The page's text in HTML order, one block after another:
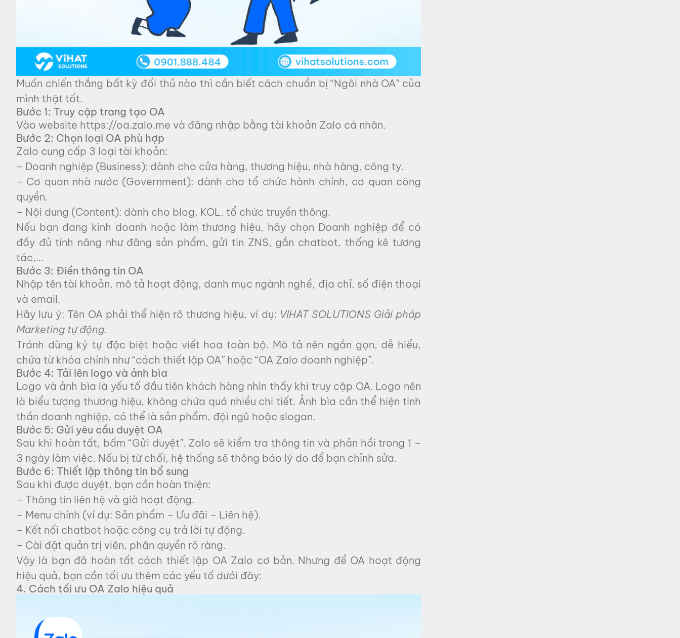
Muốn chiến thắng bất kỳ đối thủ nào thì cần biết cách chuẩn bị “Ngôi nhà OA” của
mình thật tốt.
Bước 1: Truy cập trang tạo OA
Vào website https://oa.zalo.me và đăng nhập bằng tài khoản Zalo cá nhân.
Bước 2: Chọn loại OA phù hợp
Zalo cung cấp 3 loại tài khoản:
– Doanh nghiệp (Business): dành cho cửa hàng, thương hiệu, nhà hàng, công ty.
– Cơ quan nhà nước (Government): dành cho tổ chức hành chính, cơ quan công
quyền.
– Nội dung (Content): dành cho blog, KOL, tổ chức truyền thông.
Nếu bạn đang kinh doanh hoặc làm thương hiệu, hãy chọn Doanh nghiệp để có
đầy đủ tính năng như đăng sản phẩm, gửi tin ZNS, gắn chatbot, thống kê tương
tác,…
Bước 3: Điền thông tin OA
Nhập tên tài khoản, mô tả hoạt động, danh mục ngành nghề, địa chỉ, số điện thoại
và email.
Hãy lưu ý: Tên OA phải thể hiện rõ thương hiệu, ví dụ: VIHAT SOLUTIONS Giải pháp
Marketing tự động.
Tránh dùng ký tự đặc biệt hoặc viết hoa toàn bộ. Mô tả nên ngắn gọn, dễ hiểu,
chứa từ khóa chính như “cách thiết lập OA” hoặc “OA Zalo doanh nghiệp”.
Bước 4: Tải lên logo và ảnh bìa
Logo và ảnh bìa là yếu tố đầu tiên khách hàng nhìn thấy khi truy cập OA. Logo nên
là biểu tượng thương hiệu, không chứa quá nhiều chi tiết. Ảnh bìa cần thể hiện tinh
thần doanh nghiệp, có thể là sản phẩm, đội ngũ hoặc slogan.
Bước 5: Gửi yêu cầu duyệt OA
Sau khi hoàn tất, bấm “Gửi duyệt”. Zalo sẽ kiểm tra thông tin và phản hồi trong 1 –
3 ngày làm việc. Nếu bị từ chối, hệ thống sẽ thông báo lý do để bạn chỉnh sửa.
Bước 6: Thiết lập thông tin bổ sung
Sau khi được duyệt, bạn cần hoàn thiện:
– Thông tin liên hệ và giờ hoạt động.
– Menu chính (ví dụ: Sản phẩm – Ưu đãi – Liên hệ).
– Kết nối chatbot hoặc công cụ trả lời tự động.
– Cài đặt quản trị viên, phân quyền rõ ràng.
Vậy là bạn đã hoàn tất cách thiết lập OA Zalo cơ bản. Nhưng để OA hoạt động
hiệu quả, bạn cần tối ưu thêm các yếu tố dưới đây:
4. Cách tối ưu OA Zalo hiệu quả